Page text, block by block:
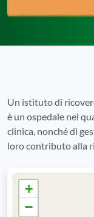
Un istituto di
è un ospedale nel
clinica, nonché di
loro contributo alla
+
−